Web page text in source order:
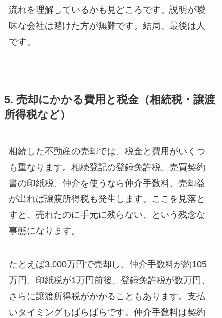
流れを理解しているかも見どころです。説明が曖
昧な会社は避けた方が無難です。結局、最後は人
です。
5. 売却にかかる費用と税金（相続税・譲渡
所得税など）
相続した不動産の売却では、税金と費用がいくつ
も重なります。相続登記の登録免許税、売買契約
書の印紙税、仲介を使うなら仲介手数料、売却益
が出れば譲渡所得税も発生します。ここを見落と
すと、売れたのに手元に残らない、という残念な
事態になります。
たとえば3,000万円で売却し、仲介手数料が約105
万円、印紙税が1万円前後、登録免許税が数万円、
さらに譲渡所得税がかかることもあります。支払
いタイミングもばらばらです。仲介手数料は契約